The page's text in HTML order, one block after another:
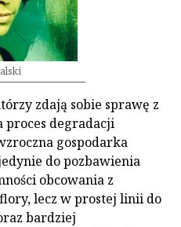
zdają sobie sprawę z
proces degradacji
gospodarka
do pozbawienia
obcowania z
lecz w prostej linii do
bardziej